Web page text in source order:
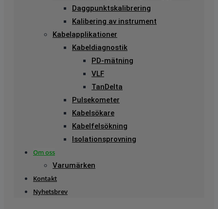
Daggpunktskalibrering
Kalibering av instrument
Kabelapplikationer
Kabeldiagnostik
PD-mätning
VLF
TanDelta
Pulsekometer
Kabelsökare
Kabelfelsökning
Isolationsprovning
Om oss
Varumärken
Kontakt
Nyhetsbrev